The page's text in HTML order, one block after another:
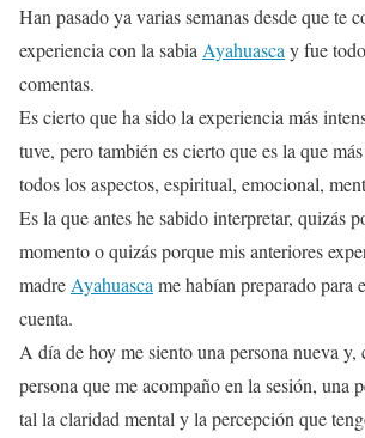
Han pasado ya varias semanas desde que te
experiencia con la sabiaAyahuascay fue
comentas.
Es cierto que ha sido la experiencia más
tuve, pero también es cierto que es la que
todos los aspectos, espiritual, emocional,
Es la que antes he sabido interpretar, quizás
momento o quizás porque mis anteriores
madreAyahuascame habían preparado para
cuenta.
A día de hoy me siento una persona nueva y,
persona que me acompaño en la sesión, una
tal la claridad mental y la percepción que